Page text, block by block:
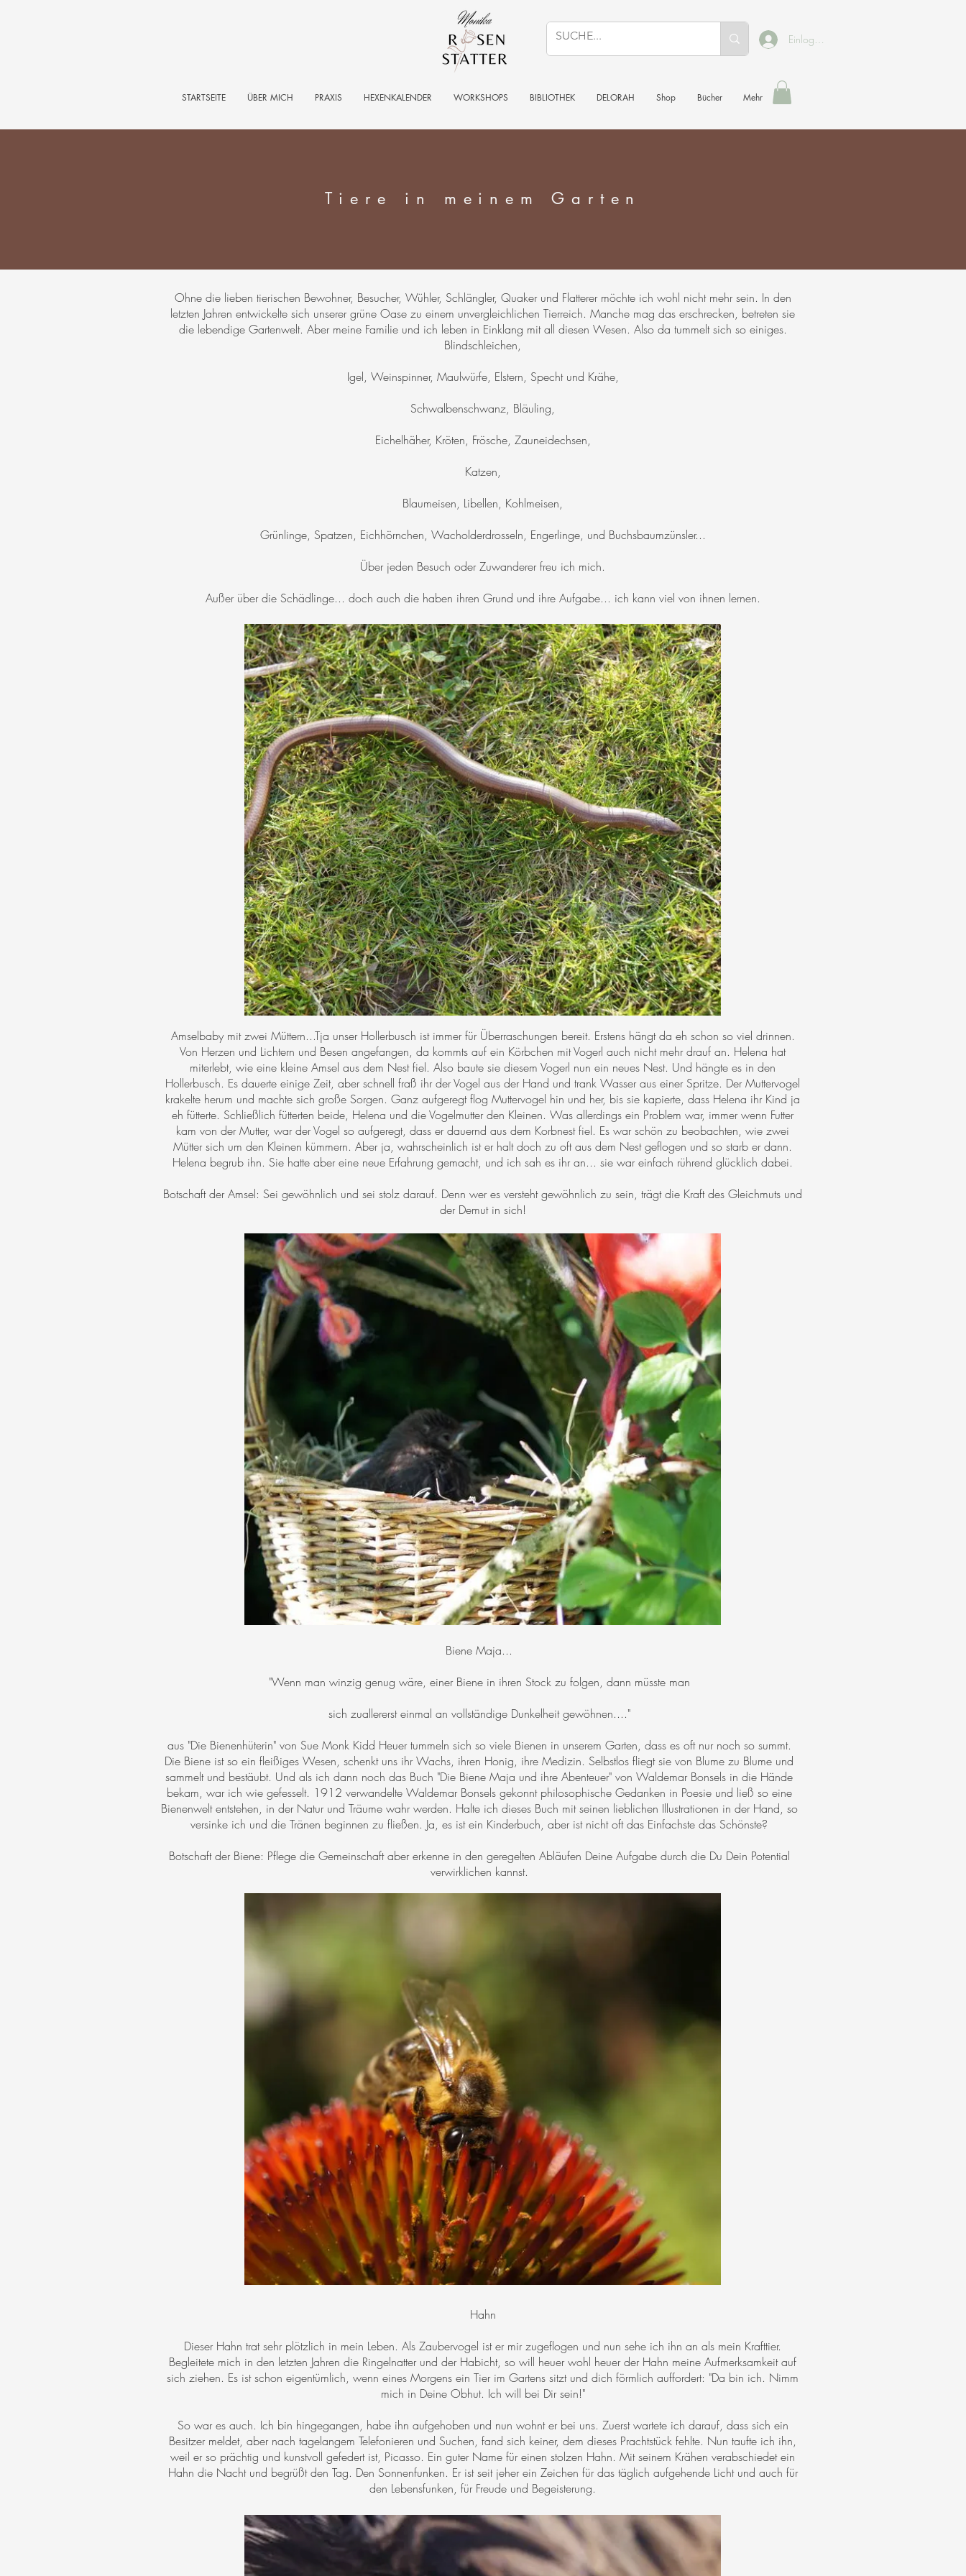
Einloggen
STARTSEITE ÜBER MICH PRAXIS HEXENKALENDER WORKSHOPS BIBLIOTHEK DELORAH Shop Bücher Mehr
Tiere in meinem Garten
Ohne die lieben tierischen Bewohner, Besucher, Wühler, Schlängler, Quaker und Flatterer möchte ich wohl nicht mehr sein. In den
letzten Jahren entwickelte sich unserer grüne Oase zu einem unvergleichlichen Tierreich. Manche mag das erschrecken, betreten sie
die lebendige Gartenwelt. Aber meine Familie und ich leben in Einklang mit all diesen Wesen. Also da tummelt sich so einiges.
Blindschleichen,
Igel, Weinspinner, Maulwürfe, Elstern, Specht und Krähe,
Schwalbenschwanz, Bläuling,
Eichelhäher, Kröten, Frösche, Zauneidechsen,
Katzen,
Blaumeisen, Libellen, Kohlmeisen,
Grünlinge, Spatzen, Eichhörnchen, Wacholderdrosseln, Engerlinge, und Buchsbaumzünsler...
Über jeden Besuch oder Zuwanderer freu ich mich.
Außer über die Schädlinge... doch auch die haben ihren Grund und ihre Aufgabe... ich kann viel von ihnen lernen.
Amselbaby mit zwei Müttern...Tja unser Hollerbusch ist immer für Überraschungen bereit. Erstens hängt da eh schon so viel drinnen.
Von Herzen und Lichtern und Besen angefangen, da kommts auf ein Körbchen mit Vogerl auch nicht mehr drauf an. Helena hat
miterlebt, wie eine kleine Amsel aus dem Nest fiel. Also baute sie diesem Vogerl nun ein neues Nest. Und hängte es in den
Hollerbusch. Es dauerte einige Zeit, aber schnell fraß ihr der Vogel aus der Hand und trank Wasser aus einer Spritze. Der Muttervogel
krakelte herum und machte sich große Sorgen. Ganz aufgeregt flog Muttervogel hin und her, bis sie kapierte, dass Helena ihr Kind ja
eh fütterte. Schließlich fütterten beide, Helena und die Vogelmutter den Kleinen. Was allerdings ein Problem war, immer wenn Futter
kam von der Mutter, war der Vogel so aufgeregt, dass er dauernd aus dem Korbnest fiel. Es war schön zu beobachten, wie zwei
Mütter sich um den Kleinen kümmern. Aber ja, wahrscheinlich ist er halt doch zu oft aus dem Nest geflogen und so starb er dann.
Helena begrub ihn. Sie hatte aber eine neue Erfahrung gemacht, und ich sah es ihr an... sie war einfach rührend glücklich dabei.
Botschaft der Amsel: Sei gewöhnlich und sei stolz darauf. Denn wer es versteht gewöhnlich zu sein, trägt die Kraft des Gleichmuts und
der Demut in sich!
Biene Maja...
"Wenn man winzig genug wäre, einer Biene in ihren Stock zu folgen, dann müsste man
sich zuallererst einmal an vollständige Dunkelheit gewöhnen...."
aus "Die Bienenhüterin" von Sue Monk Kidd Heuer tummeln sich so viele Bienen in unserem Garten, dass es oft nur noch so summt.
Die Biene ist so ein fleißiges Wesen, schenkt uns ihr Wachs, ihren Honig, ihre Medizin. Selbstlos fliegt sie von Blume zu Blume und
sammelt und bestäubt. Und als ich dann noch das Buch "Die Biene Maja und ihre Abenteuer" von Waldemar Bonsels in die Hände
bekam, war ich wie gefesselt. 1912 verwandelte Waldemar Bonsels gekonnt philosophische Gedanken in Poesie und ließ so eine
Bienenwelt entstehen, in der Natur und Träume wahr werden. Halte ich dieses Buch mit seinen lieblichen Illustrationen in der Hand, so
versinke ich und die Tränen beginnen zu fließen. Ja, es ist ein Kinderbuch, aber ist nicht oft das Einfachste das Schönste?
Botschaft der Biene: Pflege die Gemeinschaft aber erkenne in den geregelten Abläufen Deine Aufgabe durch die Du Dein Potential
verwirklichen kannst.
Hahn
Dieser Hahn trat sehr plötzlich in mein Leben. Als Zaubervogel ist er mir zugeflogen und nun sehe ich ihn an als mein Krafttier.
Begleitete mich in den letzten Jahren die Ringelnatter und der Habicht, so will heuer wohl heuer der Hahn meine Aufmerksamkeit auf
sich ziehen. Es ist schon eigentümlich, wenn eines Morgens ein Tier im Gartens sitzt und dich förmlich auffordert: "Da bin ich. Nimm
mich in Deine Obhut. Ich will bei Dir sein!"
So war es auch. Ich bin hingegangen, habe ihn aufgehoben und nun wohnt er bei uns. Zuerst wartete ich darauf, dass sich ein
Besitzer meldet, aber nach tagelangem Telefonieren und Suchen, fand sich keiner, dem dieses Prachtstück fehlte. Nun taufte ich ihn,
weil er so prächtig und kunstvoll gefedert ist, Picasso. Ein guter Name für einen stolzen Hahn. Mit seinem Krähen verabschiedet ein
Hahn die Nacht und begrüßt den Tag. Den Sonnenfunken. Er ist seit jeher ein Zeichen für das täglich aufgehende Licht und auch für
den Lebensfunken, für Freude und Begeisterung.